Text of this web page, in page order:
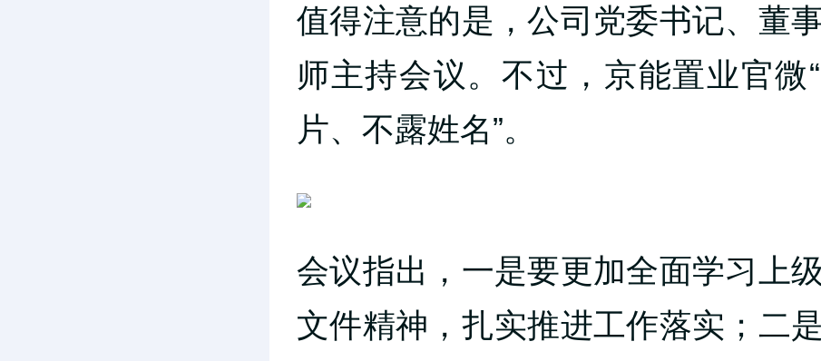
值得注意的是，公司党委书记、董
师主持会议。不过，京能置业官微
片、不露姓名”。
会议指出，一是要更加全面学习上
文件精神，扎实推进工作落实；二